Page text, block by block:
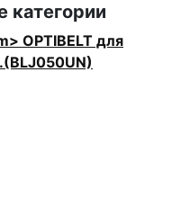
категории
OPTIBELT для